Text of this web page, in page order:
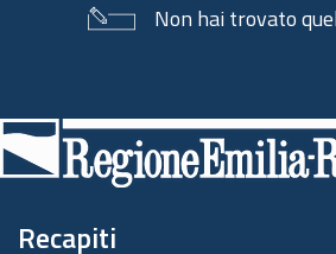
Non hai trovato
di
pagina
Recapiti